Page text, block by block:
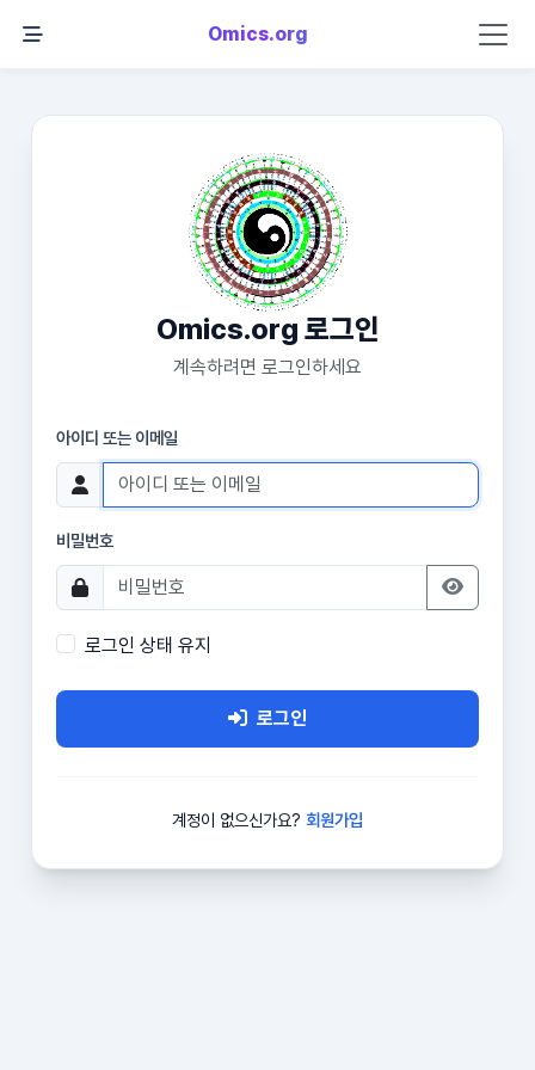
Omics.org
Omics.org 로그인
계속하려면 로그인하세요
아이디 또는 이메일
비밀번호
로그인 상태 유지
로그인
계정이 없으신가요? 회원가입